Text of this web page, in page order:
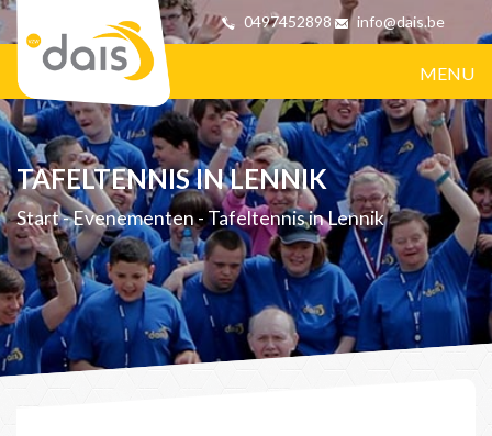
0497452898 info@dais.be
MENU
TAFELTENNIS IN LENNIK
Start-Evenementen-Tafeltennis in Lennik